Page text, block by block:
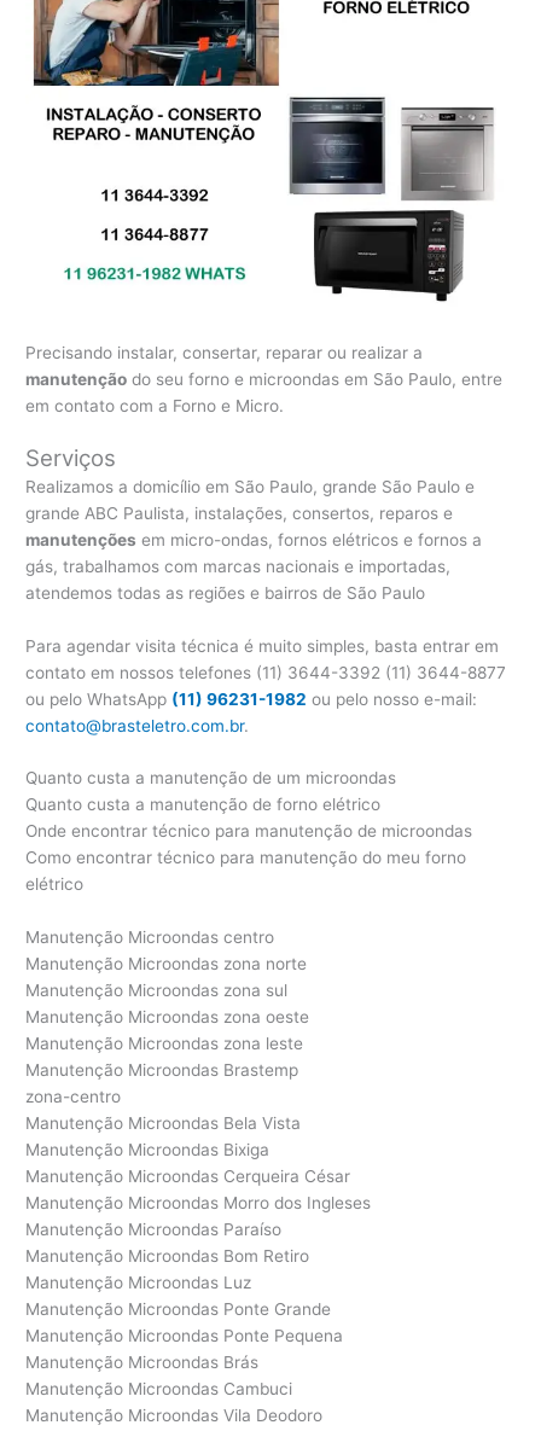
Precisando instalar, consertar, reparar ou realizar a
manutenção do seu forno e microondas em São Paulo, entre
em contato com a Forno e Micro.
Serviços
Realizamos a domicílio em São Paulo, grande São Paulo e
grande ABC Paulista, instalações, consertos, reparos e
manutenções em micro-ondas, fornos elétricos e fornos a
gás, trabalhamos com marcas nacionais e importadas,
atendemos todas as regiões e bairros de São Paulo
Para agendar visita técnica é muito simples, basta entrar em
contato em nossos telefones (11) 3644-3392 (11) 3644-8877
ou pelo WhatsApp (11) 96231-1982 ou pelo nosso e-mail:
contato@brasteletro.com.br.
Quanto custa a manutenção de um microondas
Quanto custa a manutenção de forno elétrico
Onde encontrar técnico para manutenção de microondas
Como encontrar técnico para manutenção do meu forno
elétrico
Manutenção Microondas centro
Manutenção Microondas zona norte
Manutenção Microondas zona sul
Manutenção Microondas zona oeste
Manutenção Microondas zona leste
Manutenção Microondas Brastemp
zona-centro
Manutenção Microondas Bela Vista
Manutenção Microondas Bixiga
Manutenção Microondas Cerqueira César
Manutenção Microondas Morro dos Ingleses
Manutenção Microondas Paraíso
Manutenção Microondas Bom Retiro
Manutenção Microondas Luz
Manutenção Microondas Ponte Grande
Manutenção Microondas Ponte Pequena
Manutenção Microondas Brás
Manutenção Microondas Cambuci
Manutenção Microondas Vila Deodoro